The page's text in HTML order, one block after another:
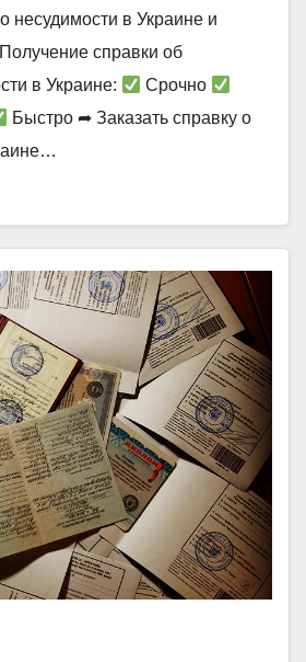
несудимости в Украине и
справки об
в Украине:
Срочно
Быстро ➦ Заказать справку о